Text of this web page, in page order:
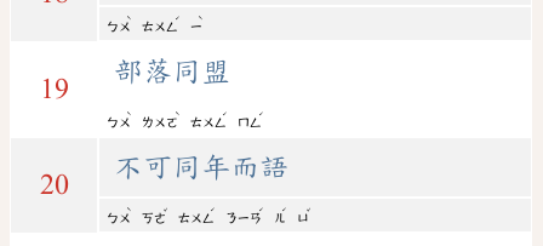
ㄅㄨ
ˋ
ㄊㄨㄥ
ˊ
ㄧ
ˋ
19
部落同盟
ㄅㄨ
ˋ
ㄌㄨㄛ
ˋ
ㄊㄨㄥ
ˊ
ㄇㄥ
ˊ
20
不可同年而語
ㄅㄨ
ˋ
ㄎㄜ
ˇ
ㄊㄨㄥ
ˊ
ㄋㄧㄢ
ˊ
ㄦ
ˊ
ㄩ
ˇ